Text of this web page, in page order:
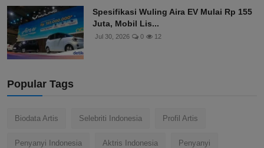
Spesifikasi Wuling Aira EV Mulai Rp 155
Juta, Mobil Lis...
Jul 30, 2026 0 12
Popular Tags
Biodata Artis Selebriti Indonesia Profil Artis
Penyanyi Indonesia Aktris Indonesia Penyanyi